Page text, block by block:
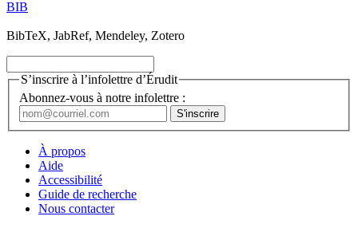
BIB
BibTeX, JabRef, Mendeley, Zotero
S’inscrire à l’infolettre d’Érudit
Abonnez-vous à notre infolettre :
À propos
Aide
Accessibilité
Guide de recherche
Nous contacter